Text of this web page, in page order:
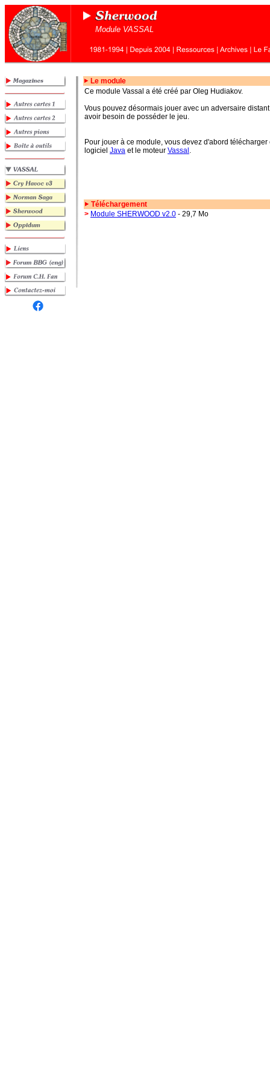
Module VASSAL
Le module
Ce module Vassal a été créé par Oleg Hudiakov.
Vous pouvez désormais jouer avec un adversaire
avoir besoin de posséder le jeu.
Pour jouer à ce module, vous devez d'abord télécharger
logiciel Java et le moteur Vassal .
Téléchargement
> Module SHERWOOD v2.0 - 29,7 Mo